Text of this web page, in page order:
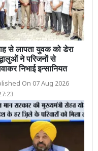
से लापता युवक को डेरा
ने परिजनों से
निभाई इन्सानियत
On 07 Aug 2026